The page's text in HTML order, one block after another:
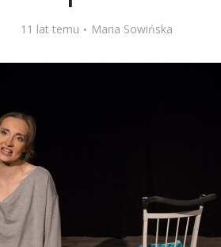
11 lat temu Maria Sowińska
ks. Stefan Radziszewski